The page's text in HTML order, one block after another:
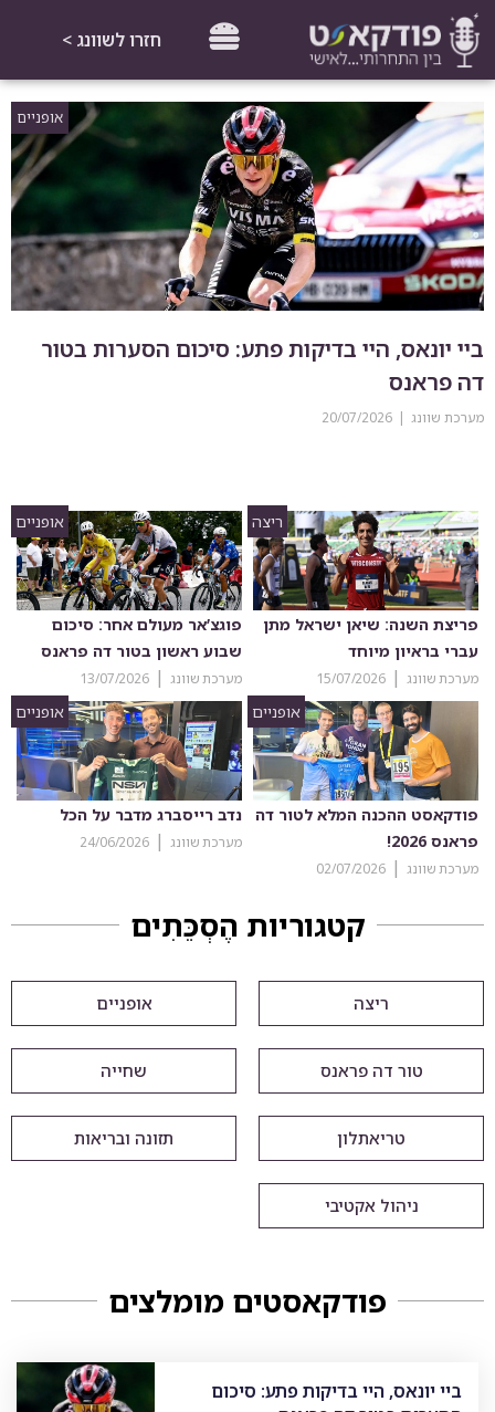
חזרו לשוונג >
אופניים
ביי יונאס, היי בדיקות פתע: סיכום הסערות בטור
דה פראנס
מערכת שוונג 20/07/2026
ריצה
פריצת השנה: שיאן ישראל מתן
עברי בראיון מיוחד
מערכת שוונג 15/07/2026
אופניים
פוגצ’אר מעולם אחר: סיכום
שבוע ראשון בטור דה פראנס
מערכת שוונג 13/07/2026
אופניים
פודקאסט ההכנה המלא לטור דה
פראנס 2026!
מערכת שוונג 02/07/2026
אופניים
נדב רייסברג מדבר על הכל
מערכת שוונג 24/06/2026
קטגוריות הֶסְכֵּתִים
ריצה אופניים
טור דה פראנס שחייה
טריאתלון תזונה ובריאות
ניהול אקטיבי
פודקאסטים מומלצים
ביי יונאס, היי בדיקות פתע: סיכום